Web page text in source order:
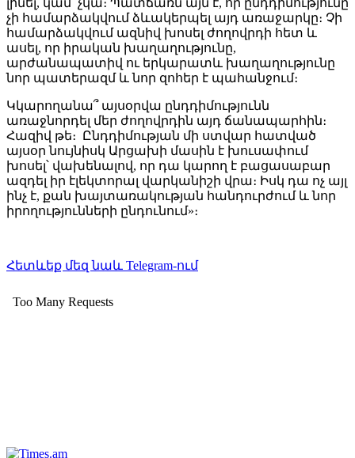
չի համարձակվում ձևակերպել այդ առաջարկը։ Չի
համարձակվում ազնիվ խոսել ժողովրդի հետ և
ասել, որ իրական խաղաղությունը,
արժանապատիվ ու երկարատև խաղաղությունը
նոր պատերազմ և նոր զոհեր է պահանջում։
Կկարողանա՞ այսօրվա ընդդիմությունն
առաջնորդել մեր ժողովրդին այդ ճանապարհին։
Հազիվ թե։ Ընդդիմության մի ստվար հատված
այսօր նույնիսկ Արցախի մասին է խուսափում
խոսել՝ վախենալով, որ դա կարող է բացասաբար
ազդել իր էլեկտորալ վարկանիշի վրա։ Իսկ դա ոչ այլ
ինչ է, քան խայտառակության հանդուրժում և նոր
իրողությունների ընդունում»։
Հետևեք մեզ նաև Telegram-ում